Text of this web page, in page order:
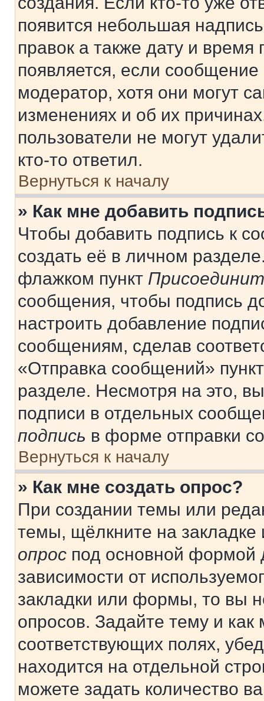
появится небольшая
правок а также дату и
появляется, если
модератор, хотя они могут
изменениях и об их
пользователи не могут
кто-то ответил.
Вернуться к началу
» Как мне добавить
Чтобы добавить подпись к
создать её в личном
флажком пункт
сообщения, чтобы подпись
настроить добавление
сообщениям, сделав
«Отправка сообщений»
разделе. Несмотря на это,
подписи в отдельных
подпись в форме отправки
Вернуться к началу
» Как мне создать опрос?
При создании темы или
темы, щёлкните на
опрос под основной формой
зависимости от
закладки или формы, то вы
опросов. Задайте тему и
соответствующих полях,
находится на отдельной
можете задать количество